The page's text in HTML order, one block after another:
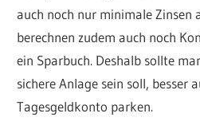
auch noch nur minimale Zinsen
berechnen zudem auch noch
ein Sparbuch. Deshalb sollte
sichere Anlage sein soll, besser
Tagesgeldkonto parken.